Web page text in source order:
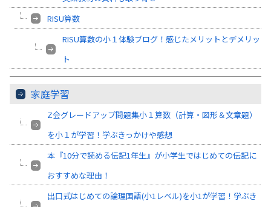
RISU算数
RISU算数の小１体験ブログ！感じたメリットとデメリッ
ト
家庭学習
Z会グレードアップ問題集小１算数（計算・図形＆文章題）
を小１が学習！学ぶきっかけや感想
本『10分で読める伝記1年生』が小学生ではじめての伝記に
おすすめな理由！
出口式はじめての論理国語(小1レベル)を小1が学習！学ぶき